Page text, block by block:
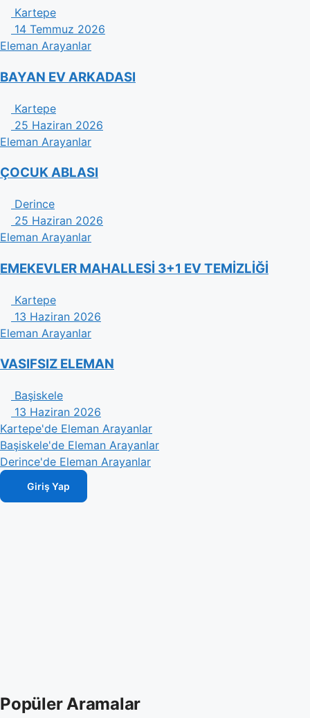
Kartepe
14 Temmuz 2026
Eleman Arayanlar
BAYAN EV ARKADASI
Kartepe
25 Haziran 2026
Eleman Arayanlar
ÇOCUK ABLASI
Derince
25 Haziran 2026
Eleman Arayanlar
EMEKEVLER MAHALLESİ 3+1 EV TEMİZLİĞİ
Kartepe
13 Haziran 2026
Eleman Arayanlar
VASIFSIZ ELEMAN
Başiskele
13 Haziran 2026
Kartepe'de Eleman Arayanlar
Başiskele'de Eleman Arayanlar
Derince'de Eleman Arayanlar
Giriş Yap
Popüler Aramalar